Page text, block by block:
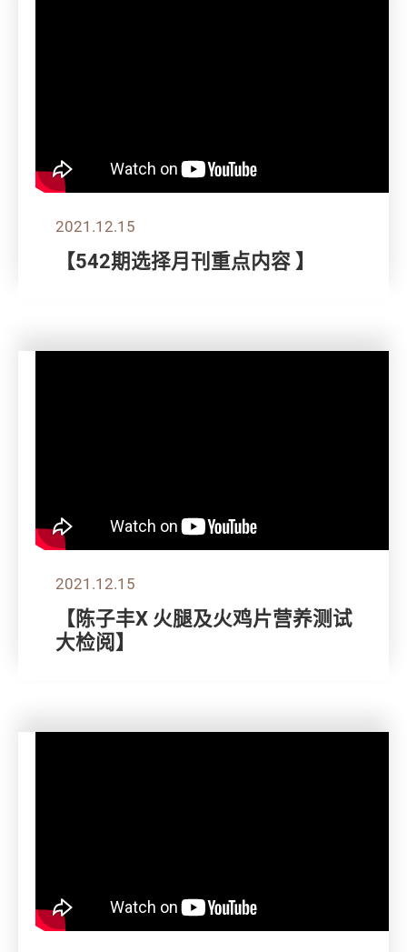
2021.12.15
【542期选择月刊重点内容 】
2021.12.15
【陈子丰X 火腿及火鸡片营养测试
大检阅】